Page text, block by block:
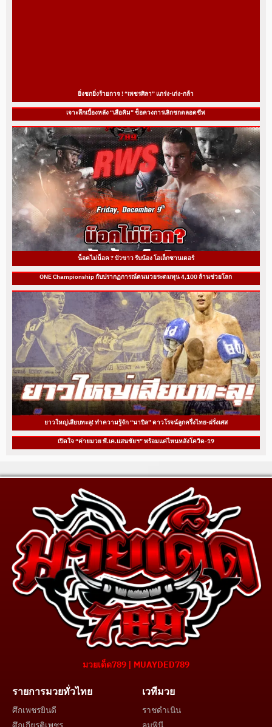
ยิ่งชกยิ่งร้ายกาจ ! “เพชรศิลา” แกร่ง-เก่ง-กล้า
เจาะลึกเบื้องหลัง “เสือคิม” ช็อควงการเลิกชกตลอดชีพ
น็อคไม่น็อค ? บัวขาว รับน้อง โอเล็กซานเดอร์
ONE Championship กับปรากฏการณ์คนมวยระดมทุน 4,100 ล้านช่วยโลก
ยาวใหญ่เสียบทะลุ! ทำความรู้จัก “นาบิล” ดาวโรจน์ลูกครึ่งไทย-ฝรั่งเศส
เปิดใจ “ค่ายมวย พี.เค.แสนชัยฯ” พร้อมแค่ไหนหลังโควิด-19
มวยเด็ด789 | MUAYDED789
รายการมวยทั่วไทย
ศึกเพชรยินดี
เวทีมวย
ราชดำเนิน